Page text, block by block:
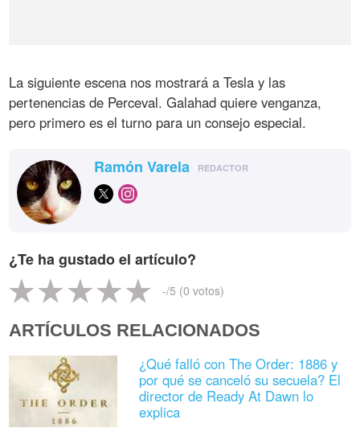
La siguiente escena nos mostrará a Tesla y las
pertenencias de Perceval. Galahad quiere venganza,
pero primero es el turno para un consejo especial.
Ramón Varela REDACTOR
¿Te ha gustado el artículo?
-/5 (0 votos)
ARTÍCULOS RELACIONADOS
¿Qué falló con The Order: 1886 y
por qué se canceló su secuela? El
director de Ready At Dawn lo
explica